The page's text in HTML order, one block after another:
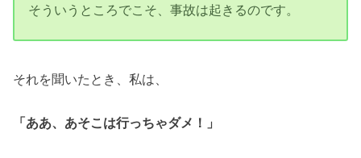
そういうところでこそ、事故は起きるのです。
それを聞いたとき、私は、
「ああ、あそこは行っちゃダメ！」